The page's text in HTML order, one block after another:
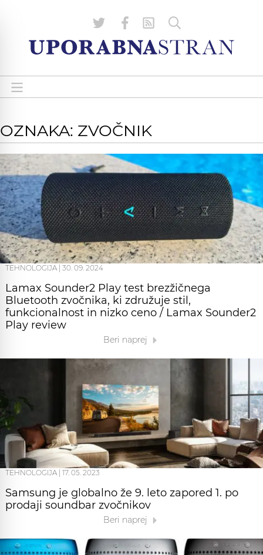
OZNAKA: ZVOČNIK
TEHNOLOGIJA 30. 09. 2024
Lamax Sounder2 Play test brezžičnega
Bluetooth zvočnika, ki združuje stil,
funkcionalnost in nizko ceno / Lamax Sounder2
Play review
Beri naprej
TEHNOLOGIJA 17. 05. 2023
Samsung je globalno že 9. leto zapored 1. po
prodaji soundbar zvočnikov
Beri naprej